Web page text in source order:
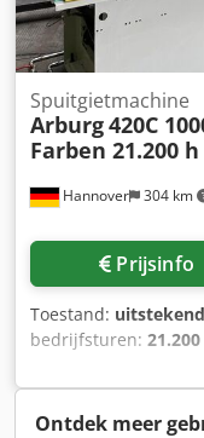
Hannover 304 km
Spuitgietmachine
Arburg420C
Farben 21.200 h
Prijsinfo
Toestand:
bedrijfsturen:
,
Uitrusting:
kunnen ook
Ontdek meer